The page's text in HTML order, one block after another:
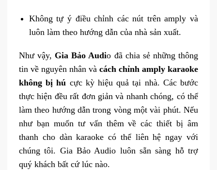
Không tự ý điều chỉnh các nút trên amply và
luôn làm theo hướng dẫn của nhà sản xuất.
Như vậy, Gia Bảo Audio đã chia sẻ những thông
tin về nguyên nhân và cách chỉnh amply karaoke
không bị hú cực kỳ hiệu quả tại nhà. Các bước
thực hiện đều rất đơn giản và nhanh chóng, có thể
làm theo hướng dẫn trong vòng một vài phút. Nếu
như bạn muốn tư vấn thêm về các thiết bị âm
thanh cho dàn karaoke có thể liên hệ ngay với
chúng tôi. Gia Bảo Audio luôn sẵn sàng hỗ trợ
quý khách bất cứ lúc nào.